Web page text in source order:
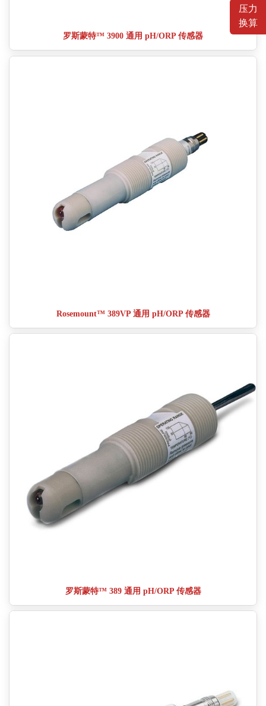
罗斯蒙特™ 3900 通用 pH/ORP 传感器
Rosemount™ 389VP 通用 pH/ORP 传感器
罗斯蒙特™ 389 通用 pH/ORP 传感器
压力
换算